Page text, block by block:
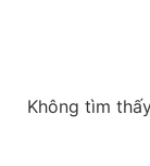
Không tìm